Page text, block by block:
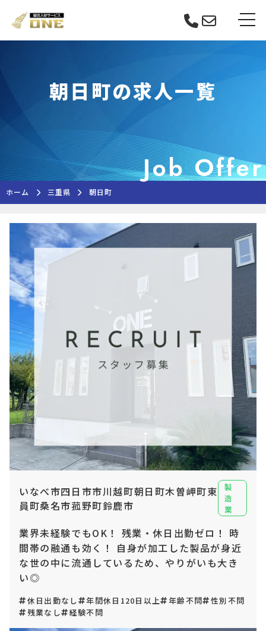
to
朝日町の求人一覧
Job Offer
ホーム 三重県 朝日町
いなべ市四日市市川越町朝日町木曽岬町東
員町桑名市菰野町鈴鹿市
製
造
業
業界未経験でもOK！ 残業・休日出勤ゼロ！ 時
間帯の融通も効く！ 自身が加工した製品が身近
な世の中に流通しているため、やりがいも大き
い◎
休日出勤なし 年間休日120日以上 年齢不問
性別不問
残業なし
経験不問